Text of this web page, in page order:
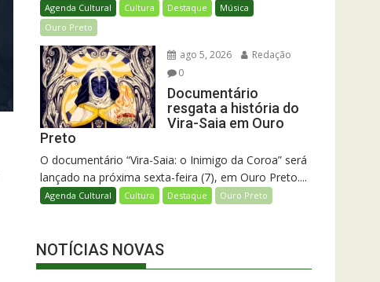
Agenda Cultural Cultura Destaque
Música
Ouro Preto
ago 5, 2026
Redação
0
Documentário
resgata a história do
Vira-Saia em Ouro
Preto
O documentário “Vira-Saia: o Inimigo da Coroa” será
lançado na próxima sexta-feira (7), em Ouro Preto....
Agenda Cultural Cultura Destaque Ouro Preto
NOTÍCIAS NOVAS